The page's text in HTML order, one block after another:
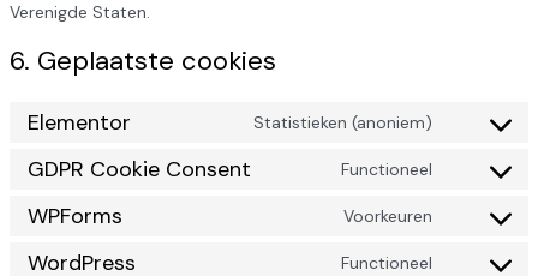
Verenigde Staten.
6. Geplaatste cookies
Elementor Statistieken (anoniem)
GDPR Cookie Consent Functioneel
WPForms Voorkeuren
WordPress Functioneel